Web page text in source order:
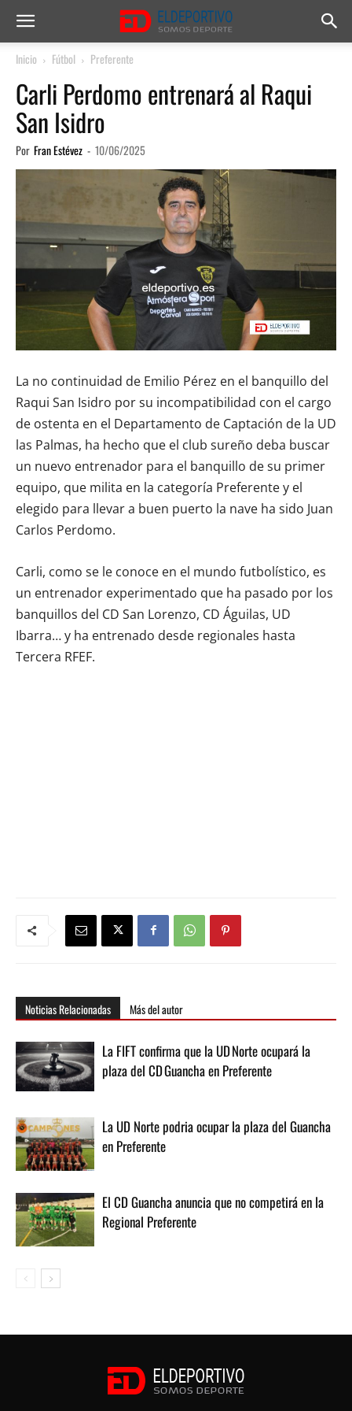
Inicio Fútbol Preferente
Carli Perdomo entrenará al Raqui
San Isidro
Por Fran Estévez - 10/06/2025
La no continuidad de Emilio Pérez en el banquillo del
Raqui San Isidro por su incompatibilidad con el cargo
de ostenta en el Departamento de Captación de la UD
las Palmas, ha hecho que el club sureño deba buscar
un nuevo entrenador para el banquillo de su primer
equipo, que milita en la categoría Preferente y el
elegido para llevar a buen puerto la nave ha sido Juan
Carlos Perdomo.
Carli, como se le conoce en el mundo futbolístico, es
un entrenador experimentado que ha pasado por los
banquillos del CD San Lorenzo, CD Águilas, UD
Ibarra… y ha entrenado desde regionales hasta
Tercera RFEF.
Noticias Relacionadas Más del autor
La FIFT confirma que la UD Norte ocupará la
plaza del CD Guancha en Preferente
La UD Norte podria ocupar la plaza del Guancha
en Preferente
El CD Guancha anuncia que no competirá en la
Regional Preferente